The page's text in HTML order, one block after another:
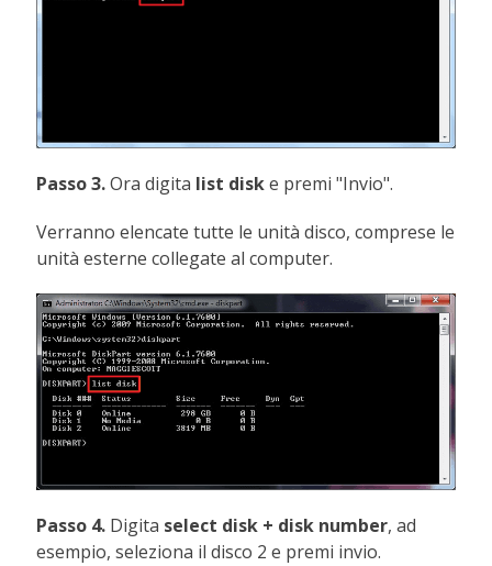
Passo 3.Ora digita list diske premi "Invio".
Verranno elencate tutte le unità disco, comprese le
unità esterne collegate al computer.
Passo 4. Digita select disk + disk number, ad
esempio, seleziona il disco 2 e premi invio.